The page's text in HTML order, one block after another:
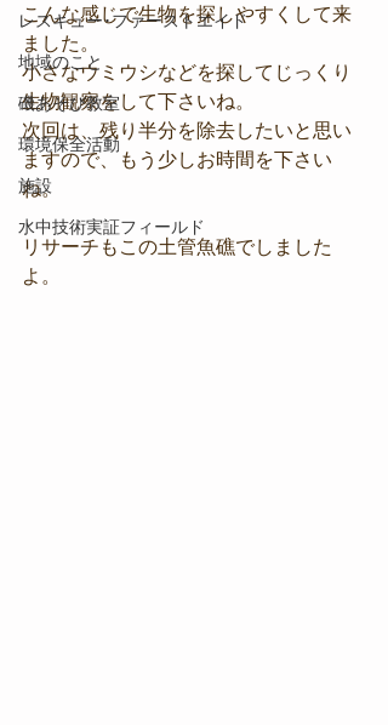
レスキュー･ファーストエイド
地域のこと
磯あそび教室
環境保全活動
施設
水中技術実証フィールド
こんな感じで生物を探しやすくして来
ました。
小さなウミウシなどを探してじっくり
生物観察をして下さいね。
次回は、残り半分を除去したいと思い
ますので、もう少しお時間を下さい
ね。
リサーチもこの土管魚礁でしました
よ。